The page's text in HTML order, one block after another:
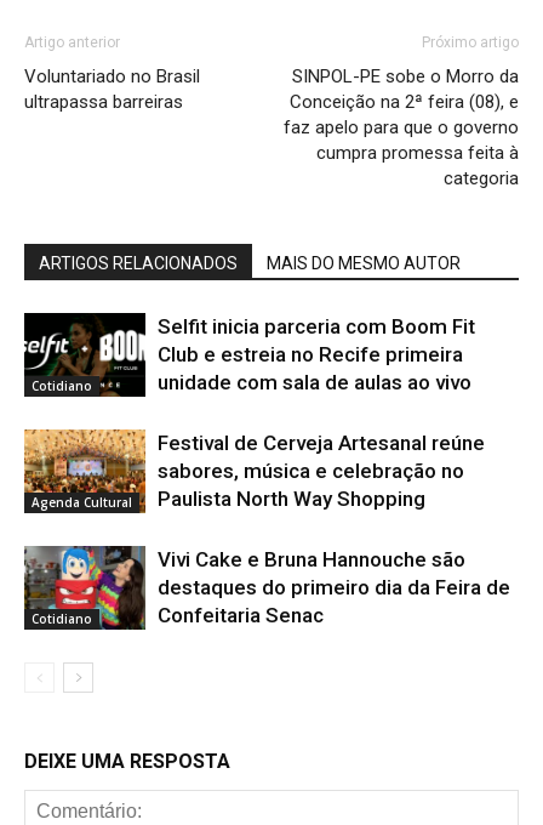
Artigo anterior
Voluntariado no Brasil
ultrapassa barreiras
Próximo artigo
SINPOL-PE sobe o Morro da
Conceição na 2ª feira (08), e
faz apelo para que o governo
cumpra promessa feita à
categoria
ARTIGOS RELACIONADOS MAIS DO MESMO AUTOR
Cotidiano
Selfit inicia parceria com Boom Fit
Club e estreia no Recife primeira
unidade com sala de aulas ao vivo
Agenda Cultural
Festival de Cerveja Artesanal reúne
sabores, música e celebração no
Paulista North Way Shopping
Cotidiano
Vivi Cake e Bruna Hannouche são
destaques do primeiro dia da Feira de
Confeitaria Senac
DEIXE UMA RESPOSTA